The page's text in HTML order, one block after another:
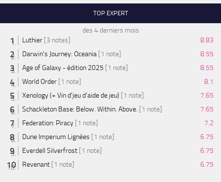
TOP EXPERT
des 4 derniers mois
Luthier [3 notes]
8.83
Darwin's Journey: Oceania [1 note]
8.55
Age of Galaxy - édition 2025 [1 note]
8.55
World Order [1 note]
8.1
Xenology (+ Vin d'jeu d'aide de jeu) [1 note]
7.65
Schackleton Base: Below. Within. Above. [1 note]
7.65
Federation: Piracy [1 note]
7.2
Dune Imperium Lignées [1 note]
6.75
Everdell Silverfrost [1 note]
6.75
Revenant [1 note] 6.75